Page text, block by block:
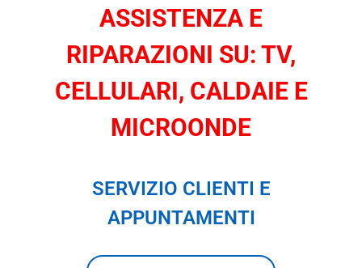
ASSISTENZA E
RIPARAZIONI SU: TV,
CELLULARI, CALDAIE E
MICROONDE
SERVIZIO CLIENTI E
APPUNTAMENTI